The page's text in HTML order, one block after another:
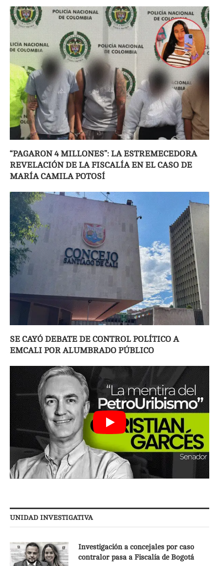
“PAGARON 4 MILLONES”: LA ESTREMECEDORA
REVELACIÓN DE LA FISCALÍA EN EL CASO DE
MARÍA CAMILA POTOSÍ
SE CAYÓ DEBATE DE CONTROL POLÍTICO A
EMCALI POR ALUMBRADO PÚBLICO
UNIDAD INVESTIGATIVA
Investigación a concejales por caso
contralor pasa a Fiscalía de Bogotá